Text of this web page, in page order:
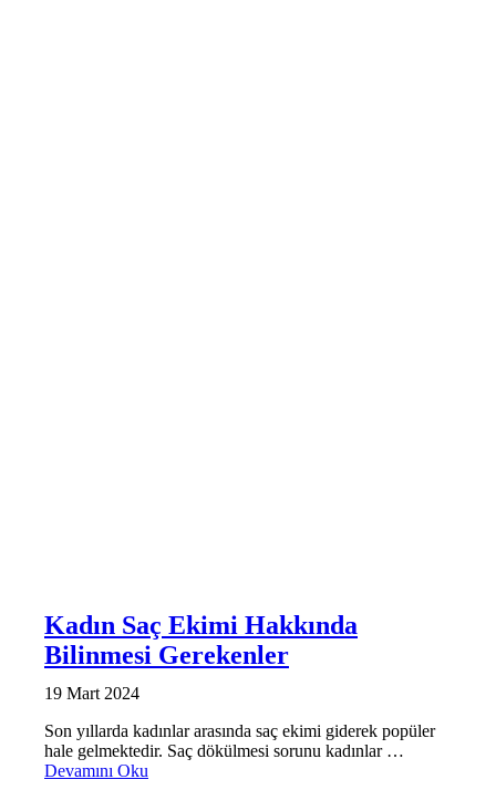
Kadın Saç Ekimi Hakkında
Bilinmesi Gerekenler
19 Mart 2024
Son yıllarda kadınlar arasında saç ekimi giderek popüler
hale gelmektedir. Saç dökülmesi sorunu kadınlar …
Devamını Oku